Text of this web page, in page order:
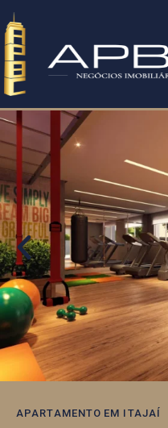
APARTAMENTO EM ITAJAÍ